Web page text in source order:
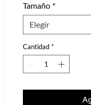
Tamaño *
Elegir
Cantidad *